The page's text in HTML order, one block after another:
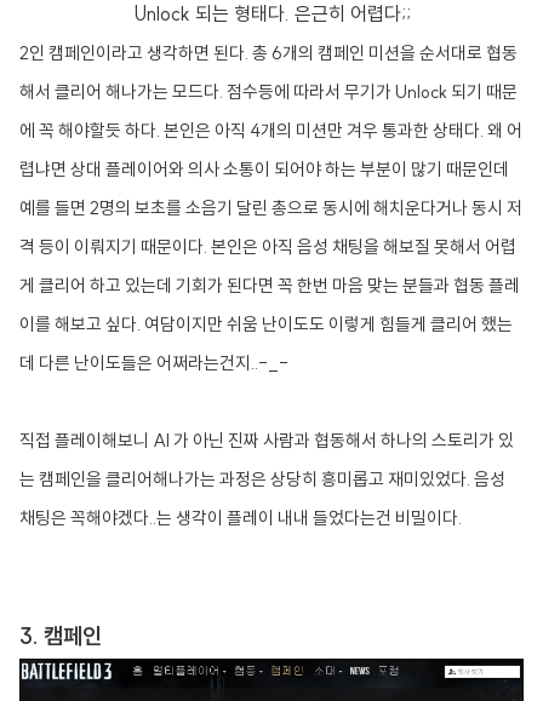
Unlock 되는 형태다. 은근히 어렵다;;
2인 캠페인이라고 생각하면 된다. 총 6개의 캠페인 미션을 순서대로 협동
해서 클리어 해나가는 모드다. 점수등에 따라서 무기가 Unlock 되기 때문
에 꼭 해야할듯 하다. 본인은 아직 4개의 미션만 겨우 통과한 상태다. 왜 어
렵냐면 상대 플레이어와 의사 소통이 되어야 하는 부분이 많기 때문인데
예를 들면 2명의 보초를 소음기 달린 총으로 동시에 해치운다거나 동시 저
격 등이 이뤄지기 때문이다. 본인은 아직 음성 채팅을 해보질 못해서 어렵
게 클리어 하고 있는데 기회가 된다면 꼭 한번 마음 맞는 분들과 협동 플레
이를 해보고 싶다. 여담이지만 쉬움 난이도도 이렇게 힘들게 클리어 했는
데 다른 난이도들은 어쩌라는건지..-_-
직접 플레이해보니 AI 가 아닌 진짜 사람과 협동해서 하나의 스토리가 있
는 캠페인을 클리어해나가는 과정은 상당히 흥미롭고 재미있었다. 음성
채팅은 꼭해야겠다..는 생각이 플레이 내내 들었다는건 비밀이다.
3. 캠페인